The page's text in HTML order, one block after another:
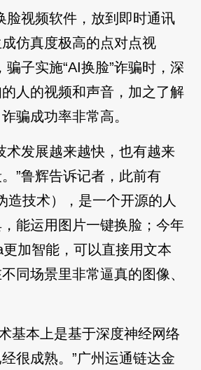
脸视频软件，放到即时通讯
仿真度极高的点对点视
骗子实施“AI换脸”诈骗时，深
人的视频和声音，加之了解
骗成功率非常高。
术发展越来越快，也有越来
”鲁辉告诉记者，此前有
造技术），是一个开源的人
能运用图片一键换脸；今年
加智能，可以直接用文本
同场景里非常逼真的图像、
术基本上是基于深度神经网络
很成熟。”广州运通链达金